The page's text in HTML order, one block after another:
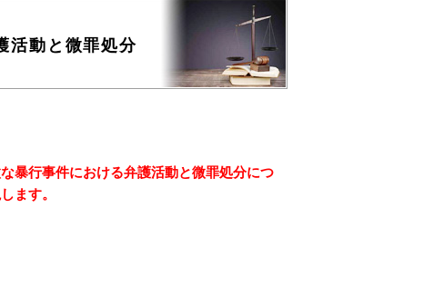
活動と微罪処分
暴行事件における弁護活動と微罪処分につ
ます。